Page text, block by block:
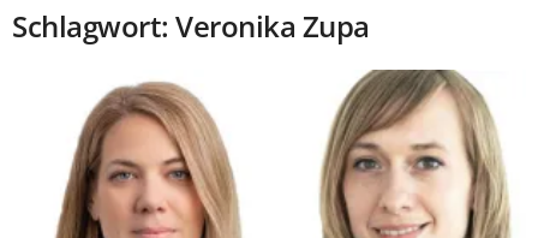
Schlagwort: Veronika Zupa